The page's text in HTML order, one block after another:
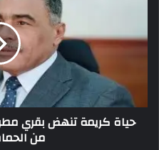
حياة كريمة تنهض بقري
من